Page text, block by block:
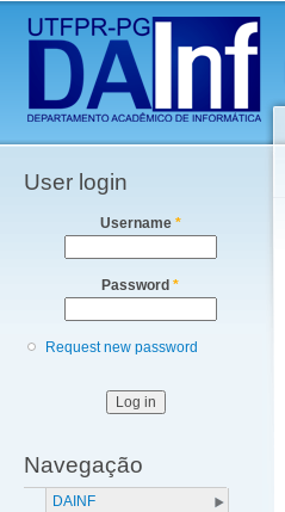
Main menu
User login
Username *
Password *
Request new password
Navegação
DAINF